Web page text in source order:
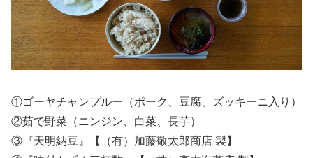
①ゴーヤチャンプルー（ポーク、豆腐、ズッキーニ入り）
②茹で野菜（ニンジン、白菜、長芋）
③『天明納豆』【（有）加藤敬太郎商店 製】